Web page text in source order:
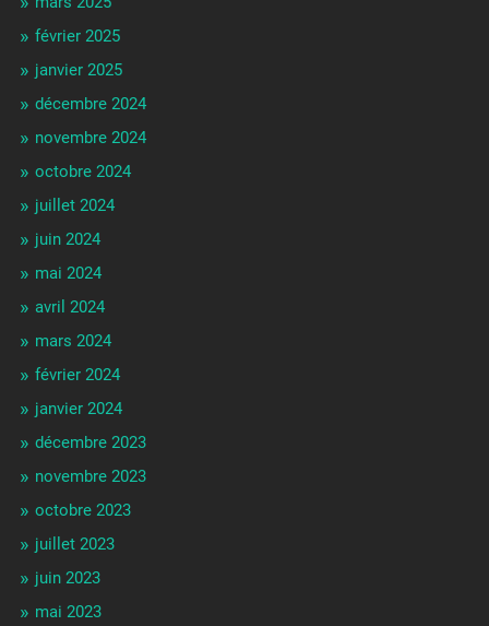
février 2025
janvier 2025
décembre 2024
novembre 2024
octobre 2024
juillet 2024
juin 2024
mai 2024
avril 2024
mars 2024
février 2024
janvier 2024
décembre 2023
novembre 2023
octobre 2023
juillet 2023
juin 2023
mai 2023